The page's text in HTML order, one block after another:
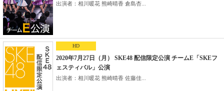
出演者：相川暖花 熊崎晴香 倉島杏...
HD
2020年7月27日（月） SKE48 配信限定公演 チームE「SKEフ
ェスティバル」公演
出演者：相川暖花 熊崎晴香 佐藤佳...